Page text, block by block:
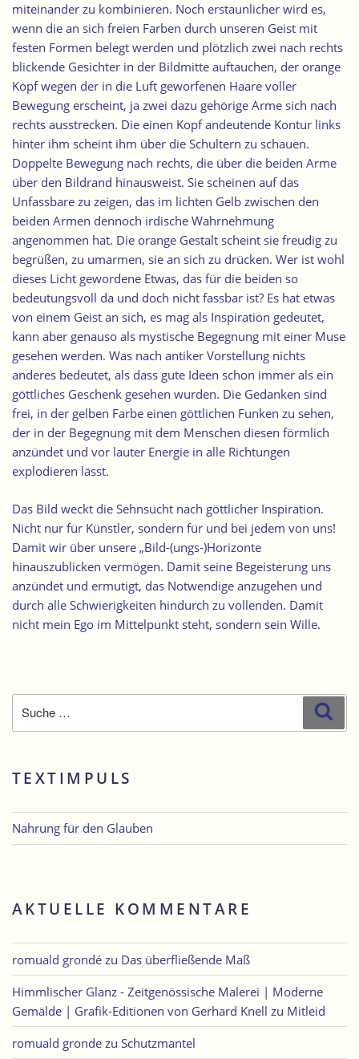
miteinander zu kombinieren. Noch erstaunlicher wird es,
wenn die an sich freien Farben durch unseren Geist mit
festen Formen belegt werden und plötzlich zwei nach rechts
blickende Gesichter in der Bildmitte auftauchen, der orange
Kopf wegen der in die Luft geworfenen Haare voller
Bewegung erscheint, ja zwei dazu gehörige Arme sich nach
rechts ausstrecken. Die einen Kopf andeutende Kontur links
hinter ihm scheint ihm über die Schultern zu schauen.
Doppelte Bewegung nach rechts, die über die beiden Arme
über den Bildrand hinausweist. Sie scheinen auf das
Unfassbare zu zeigen, das im lichten Gelb zwischen den
beiden Armen dennoch irdische Wahrnehmung
angenommen hat. Die orange Gestalt scheint sie freudig zu
begrüßen, zu umarmen, sie an sich zu drücken. Wer ist wohl
dieses Licht gewordene Etwas, das für die beiden so
bedeutungsvoll da und doch nicht fassbar ist? Es hat etwas
von einem Geist an sich, es mag als Inspiration gedeutet,
kann aber genauso als mystische Begegnung mit einer Muse
gesehen werden. Was nach antiker Vorstellung nichts
anderes bedeutet, als dass gute Ideen schon immer als ein
göttliches Geschenk gesehen wurden. Die Gedanken sind
frei, in der gelben Farbe einen göttlichen Funken zu sehen,
der in der Begegnung mit dem Menschen diesen förmlich
anzündet und vor lauter Energie in alle Richtungen
explodieren lässt.
Das Bild weckt die Sehnsucht nach göttlicher Inspiration.
Nicht nur für Künstler, sondern für und bei jedem von uns!
Damit wir über unsere „Bild-(ungs-)Horizonte
hinauszublicken vermögen. Damit seine Begeisterung uns
anzündet und ermutigt, das Notwendige anzugehen und
durch alle Schwierigkeiten hindurch zu vollenden. Damit
nicht mein Ego im Mittelpunkt steht, sondern sein Wille.
nach:
TEXTIMPULS
Nahrung für den Glauben
AKTUELLE KOMMENTARE
romuald grondé zu Das überfließende Maß
Himmlischer Glanz - Zeitgenössische Malerei | Moderne
Gemälde | Grafik-Editionen von Gerhard Knell zu Mitleid
romuald gronde zu Schutzmantel